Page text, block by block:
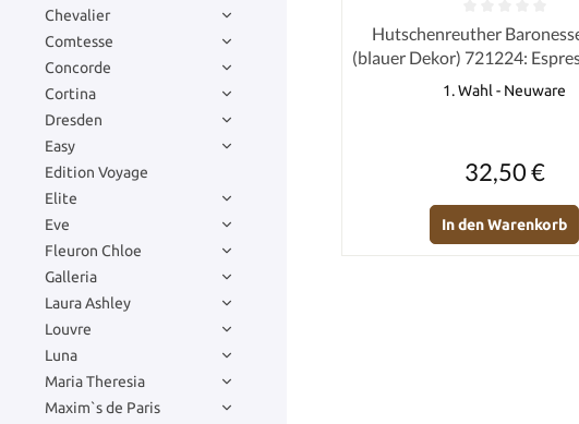
Chevalier
Comtesse
Concorde
Cortina
Dresden
Easy
Edition Voyage
Elite
Eve
Fleuron Chloe
Galleria
Laura Ashley
Louvre
Luna
Maria Theresia
Maxim`s de Paris
Durchschnittliche
Hutschenreuther
(blauer Dekor) 721224:
tlg. 0,10 ltr. UT = 11,50
1. Wahl - Neuware
32,50 €
In den Warenkorb